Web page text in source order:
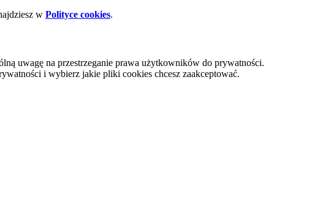
w Polityce cookies.
uwagę na przestrzeganie prawa użytkowników do prywatności.
i wybierz jakie pliki cookies chcesz zaakceptować.